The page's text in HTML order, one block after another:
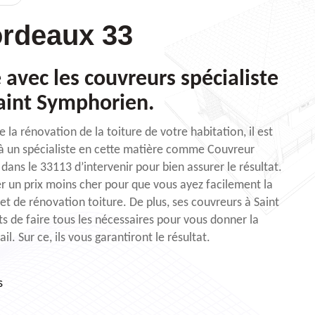
33
les couvreurs spécialiste
Symphorien.
la rénovation de la toiture de votre habitation, il est
un spécialiste en cette matière comme Couvreur
le 33113 d’intervenir pour bien assurer le résultat.
un prix moins cher pour que vous ayez facilement la
de rénovation toiture. De plus, ses couvreurs à Saint
de faire tous les nécessaires pour vous donner la
Sur ce, ils vous garantiront le résultat.